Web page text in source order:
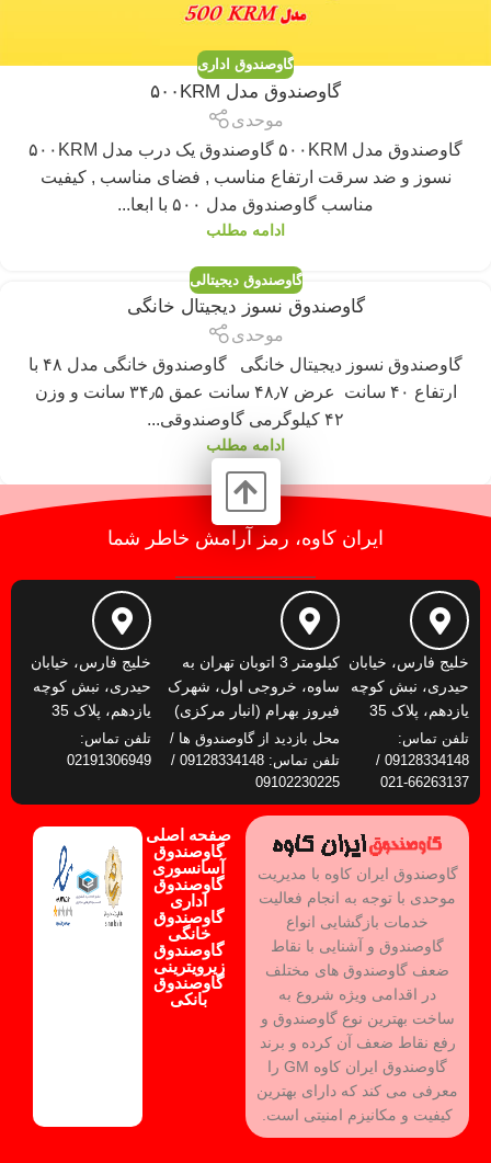
گاوصندوق اداری
گاوصندوق مدل ۵۰۰KRM
موحدی
گاوصندوق مدل ۵۰۰KRM گاوصندوق یک درب مدل ۵۰۰KRM
نسوز و ضد سرقت ارتفاع مناسب , فضای مناسب , کیفیت
مناسب گاوصندوق مدل ۵۰۰ با ابعا...
ادامه مطلب
گاوصندوق دیجیتالی
گاوصندوق نسوز دیجیتال خانگی
موحدی
گاوصندوق نسوز دیجیتال خانگی گاوصندوق خانگی مدل ۴۸ با
ارتفاع ۴۰ سانت عرض ۴۸٫۷ سانت عمق ۳۴٫۵ سانت و وزن
۴۲ کیلوگرمی گاوصندوقی...
ادامه مطلب
ایران کاوه، رمز آرامش خاطر شما
خلیج فارس، خیابان
حیدری، نبش کوچه
یازدهم، پلاک 35
تلفن تماس:
09128334148 /
66263137-021
کیلومتر 3 اتوبان تهران به
ساوه، خروجی اول، شهرک
فیروز بهرام (انبار مرکزی)
محل بازدید از گاوصندوق ها /
تلفن تماس: 09128334148 /
09102230225
خلیج فارس، خیابان
حیدری، نبش کوچه
یازدهم، پلاک 35
تلفن تماس:
02191306949
گاوصندوق ایران کاوه با مدیریت
موحدی با توجه به انجام فعالیت
خدمات بازگشایی انواع
گاوصندوق و آشنایی با نقاط
ضعف گاوصندوق های مختلف
در اقدامی ویژه شروع به
ساخت بهترین نوع گاوصندوق و
رفع نقاط ضعف آن کرده و برند
گاوصندوق ایران کاوه GM را
معرفی می کند که دارای بهترین
کیفیت و مکانیزم امنیتی است.
صفحه اصلی
گاوصندوق
آسانسوری
گاوصندوق
اداری
گاوصندوق
خانگی
گاوصندوق
زیرویترینی
گاوصندوق
بانکی